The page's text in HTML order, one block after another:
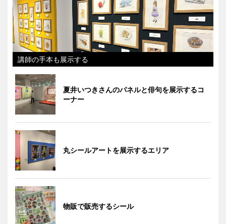
講師の手本も展示する
夏井いつきさんのパネルと俳句を展示するコ
ーナー
丸シールアートを展示するエリア
物販で販売するシール